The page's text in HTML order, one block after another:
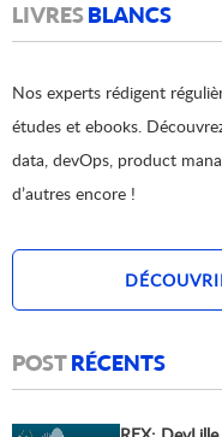
LIVRESBLANCS
Nos experts rédigent
études et ebooks.
data, devOps, product
d’autres encore !
POSTRÉCENTS